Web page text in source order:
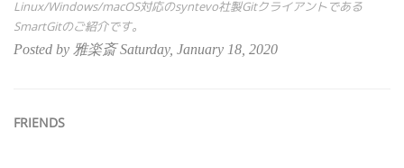
Linux/Windows/macOS対応のsyntevo社製Gitクライアントである
SmartGitのご紹介です。
Posted by 雅楽斎 Saturday, January 18, 2020
FRIENDS